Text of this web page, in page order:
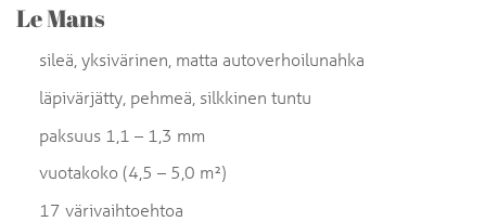
Le Mans
sileä, yksivärinen, matta autoverhoilunahka
läpivärjätty, pehmeä, silkkinen tuntu
paksuus 1,1 – 1,3 mm
vuotakoko (4,5 – 5,0 m²)
17 värivaihtoehtoa